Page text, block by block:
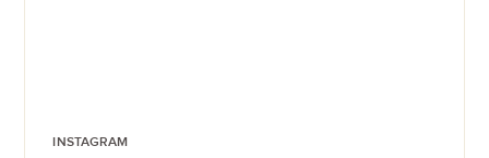
INSTAGRAM